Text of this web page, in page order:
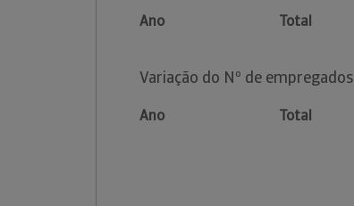
Ano Total
Variação do Nº de empregados
Ano Total